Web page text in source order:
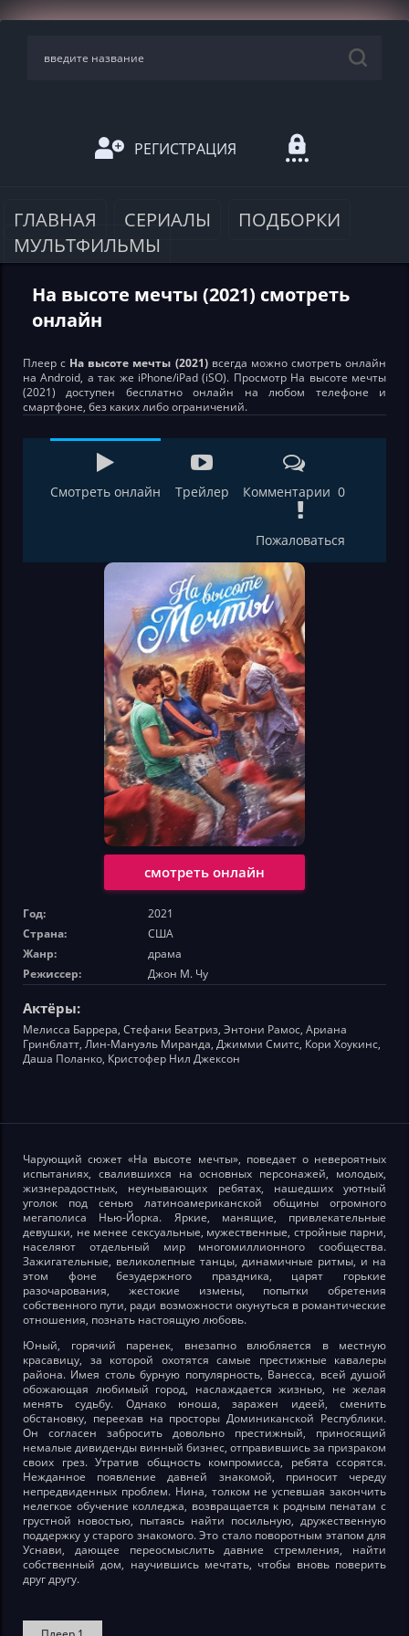
РЕГИСТРАЦИЯ
ГЛАВНАЯ СЕРИАЛЫ
ПОДБОРКИ
МУЛЬТФИЛЬМЫ
На высоте мечты (2021) смотреть
онлайн
Плеер с На высоте мечты (2021)всегда можно смотреть онлайн
на Android, а так же iPhone/iPad (iSO). Просмотр На высоте мечты
(2021) доступен бесплатно онлайн на любом телефоне и
смартфоне, без каких либо ограничений.
Смотреть онлайн Трейлер Комментарии 0
Пожаловаться
смотреть онлайн
Год:
2021
Страна:
США
Жанр:
драма
Режиссер:
Джон М. Чу
Актёры:
Мелисса Баррера, Стефани Беатриз, Энтони Рамос, Ариана
Гринблатт, Лин-Мануэль Миранда, Джимми Смитс, Кори Хоукинс,
Даша Поланко, Кристофер Нил Джексон
Чарующий сюжет «На высоте мечты», поведает о невероятных
испытаниях, свалившихся на основных персонажей, молодых,
жизнерадостных, неунывающих ребятах, нашедших уютный
уголок под сенью латиноамериканской общины огромного
мегаполиса Нью-Йорка. Яркие, манящие, привлекательные
девушки, не менее сексуальные, мужественные, стройные парни,
населяют отдельный мир многомиллионного сообщества.
Зажигательные, великолепные танцы, динамичные ритмы, и на
этом фоне безудержного праздника, царят горькие
разочарования, жестокие измены, попытки обретения
собственного пути, ради возможности окунуться в романтические
отношения, познать настоящую любовь.
Юный, горячий паренек, внезапно влюбляется в местную
красавицу, за которой охотятся самые престижные кавалеры
района. Имея столь бурную популярность, Ванесса, всей душой
обожающая любимый город, наслаждается жизнью, не желая
менять судьбу. Однако юноша, заражен идеей, сменить
обстановку, переехав на просторы Доминиканской Республики.
Он согласен забросить довольно престижный, приносящий
немалые дивиденды винный бизнес, отправившись за призраком
своих грез. Утратив общность компромисса, ребята ссорятся.
Нежданное появление давней знакомой, приносит череду
непредвиденных проблем. Нина, толком не успевшая закончить
нелегкое обучение колледжа, возвращается к родным пенатам с
грустной новостью, пытаясь найти посильную, дружественную
поддержку у старого знакомого. Это стало поворотным этапом для
Уснави, дающее переосмыслить давние стремления, найти
собственный дом, научившись мечтать, чтобы вновь поверить
друг другу.